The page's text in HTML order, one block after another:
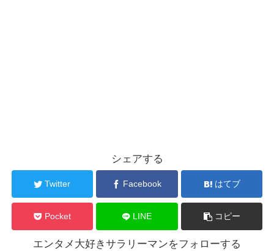
シェアする
Twitter Facebook はてブ
Pocket LINE コピー
エンタメ大好きサラリーマンをフォローする